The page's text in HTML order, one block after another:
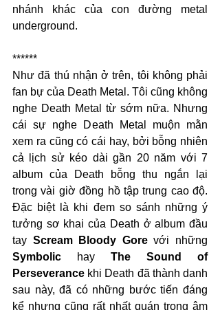
nhánh khác của con đường metal
underground.
******
Như đã thú nhận ở trên, tôi không phải
fan bự của Death Metal. Tôi cũng không
nghe Death Metal từ sớm nữa. Nhưng
cái sự nghe Death Metal muộn mằn
xem ra cũng có cái hay, bởi bỗng nhiên
cả lịch sử kéo dài gần 20 năm với 7
album của Death bỗng thu ngắn lại
trong vài giờ đồng hồ tập trung cao độ.
Đặc biệt là khi đem so sánh những ý
tưởng sơ khai của Death ở album đầu
tay Scream Bloody Gore
Symbolic hay The Sound of
Perseverance khi Death đã thành danh
sau này, đã có những bước tiến đáng
kể nhưng cũng rất nhất quán trong âm